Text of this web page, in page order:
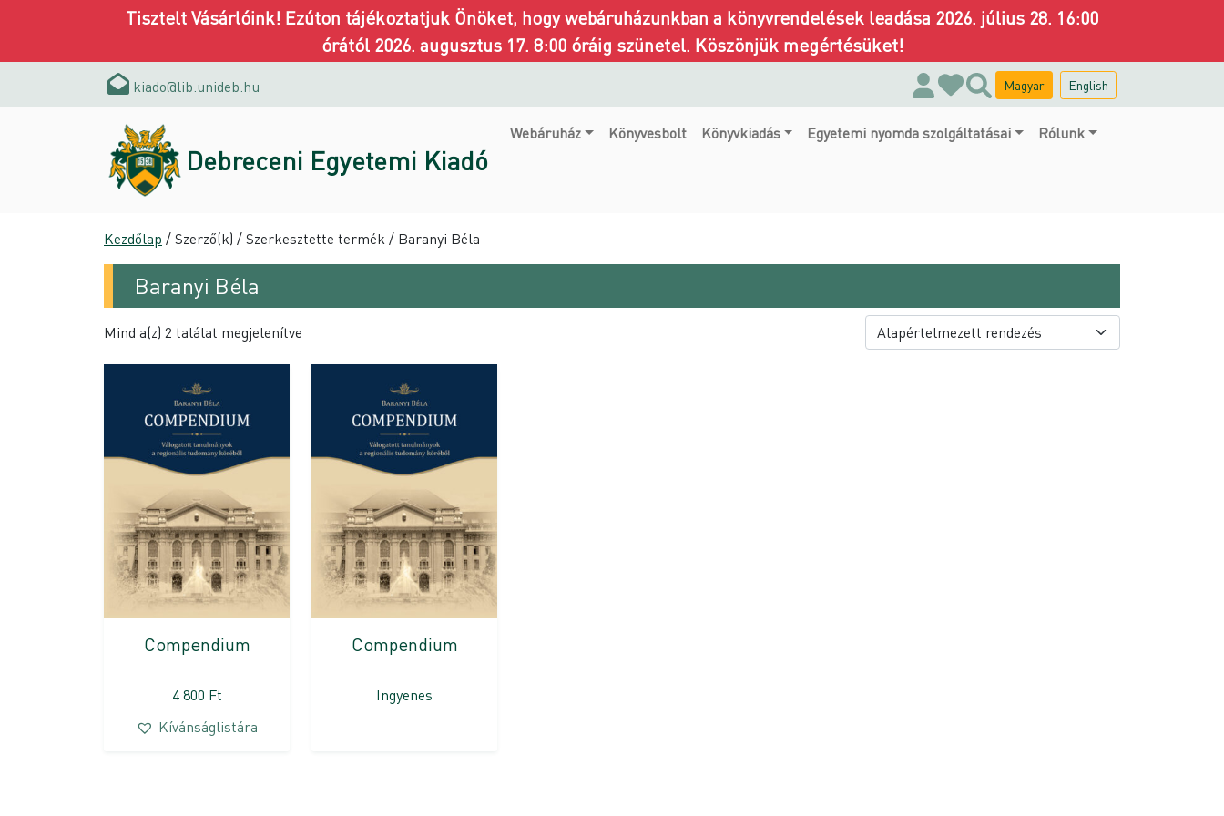
Tisztelt Vásárlóink! Ezúton tájékoztatjuk Önöket, hogy webáruházunkban a könyvrendelések leadása 2026. július 28. 16:00
órától 2026. augusztus 17. 8:00 óráig szünetel. Köszönjük megértésüket!
kiado@lib.unideb.hu Magyar English
Debreceni Egyetemi Kiadó
Webáruház Könyvesbolt Könyvkiadás Egyetemi nyomda szolgáltatásai Rólunk
Kezdőlap / Szerző(k) / Szerkesztette termék / Baranyi Béla
Baranyi Béla
Mind a(z) 2 találat megjelenítve
Compendium
4 800 Ft
Kívánságlistára
Compendium
Ingyenes